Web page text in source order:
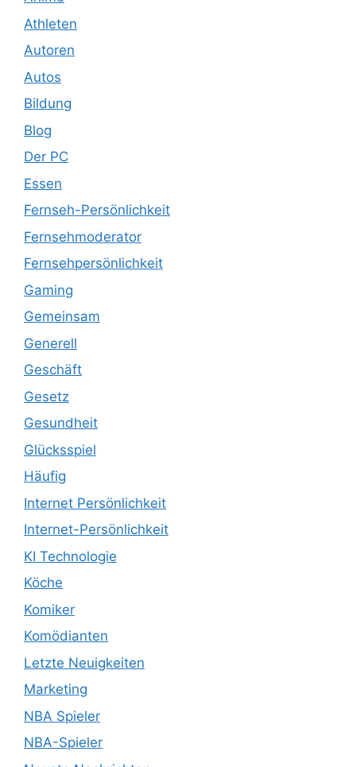
Athleten
Autoren
Autos
Bildung
Blog
Der PC
Essen
Fernseh-Persönlichkeit
Fernsehmoderator
Fernsehpersönlichkeit
Gaming
Gemeinsam
Generell
Geschäft
Gesetz
Gesundheit
Glücksspiel
Häufig
Internet Persönlichkeit
Internet-Persönlichkeit
KI Technologie
Köche
Komiker
Komödianten
Letzte Neuigkeiten
Marketing
NBA Spieler
NBA-Spieler